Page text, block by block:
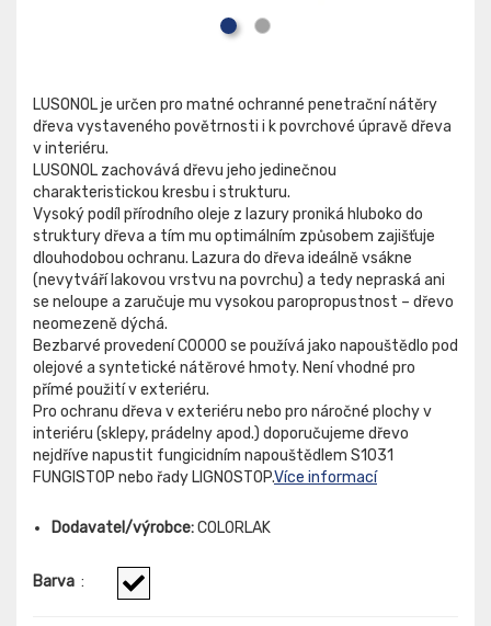
LUSONOL je určen pro matné ochranné penetrační nátěry
dřeva vystaveného povětrnosti i k povrchové úpravě dřeva
v interiéru.
LUSONOL zachovává dřevu jeho jedinečnou
charakteristickou kresbu i strukturu.
Vysoký podíl přírodního oleje z lazury proniká hluboko do
struktury dřeva a tím mu optimálním způsobem zajišťuje
dlouhodobou ochranu. Lazura do dřeva ideálně vsákne
(nevytváří lakovou vrstvu na povrchu) a tedy nepraská ani
se neloupe a zaručuje mu vysokou paropropustnost – dřevo
neomezeně dýchá.
Bezbarvé provedení C0000 se používá jako napouštědlo pod
olejové a syntetické nátěrové hmoty. Není vhodné pro
přímé použití v exteriéru.
Pro ochranu dřeva v exteriéru nebo pro náročné plochy v
interiéru (sklepy, prádelny apod.) doporučujeme dřevo
nejdříve napustit fungicidním napouštědlem S1031
FUNGISTOP nebo řady LIGNOSTOP.Více informací
Dodavatel/výrobce:COLORLAK
Barva :